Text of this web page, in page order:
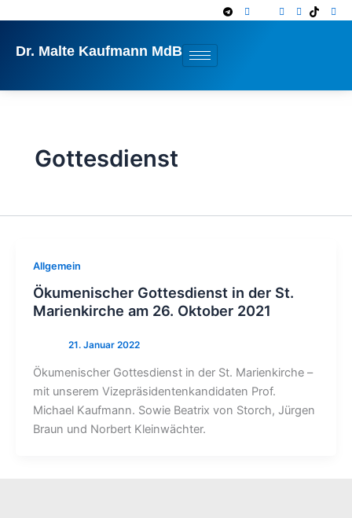
springen
Dr. Malte Kaufmann MdB
Gottesdienst
Allgemein
Ökumenischer Gottesdienst in der St.
Marienkirche am 26. Oktober 2021
Ökumenischer Gottesdienst in der St. Marienkirche –
mit unserem Vizepräsidentenkandidaten Prof.
Michael Kaufmann. Sowie Beatrix von Storch, Jürgen
Braun und Norbert Kleinwächter.